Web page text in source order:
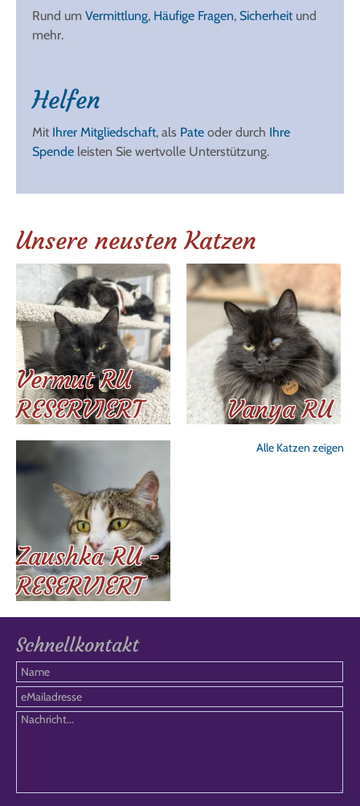
Rund um Vermittlung, Häufige Fragen, Sicherheitund
mehr.
Helfen
Mit Ihrer Mitgliedschaft, als Pate oder durch Ihre
Spende leisten Sie wertvolle Unterstützung.
Unsere neusten Katzen
Vermut RU
RESERVIERT
Vanya RU
Zaushka RU -
RESERVIERT
Alle Katzen zeigen
Schnellkontakt